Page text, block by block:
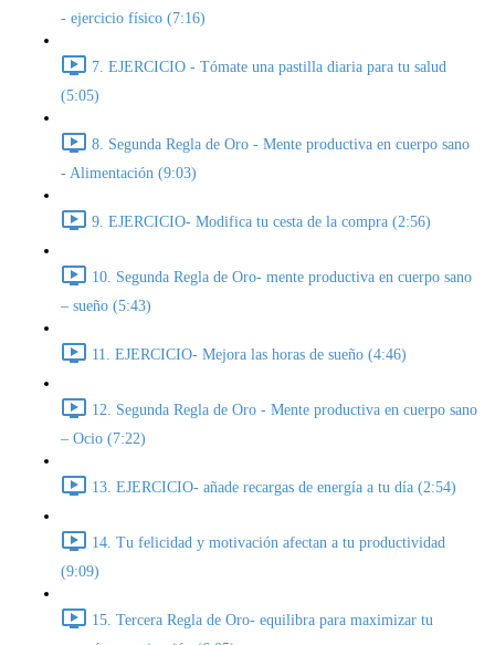
- ejercicio físico (7:16)
7. EJERCICIO - Tómate una pastilla diaria para tu salud
(5:05)
8. Segunda Regla de Oro - Mente productiva en cuerpo sano
- Alimentación (9:03)
9. EJERCICIO- Modifica tu cesta de la compra (2:56)
10. Segunda Regla de Oro- mente productiva en cuerpo sano
– sueño (5:43)
11. EJERCICIO- Mejora las horas de sueño (4:46)
12. Segunda Regla de Oro - Mente productiva en cuerpo sano
– Ocio (7:22)
13. EJERCICIO- añade recargas de energía a tu día (2:54)
14. Tu felicidad y motivación afectan a tu productividad
(9:09)
15. Tercera Regla de Oro- equilibra para maximizar tu